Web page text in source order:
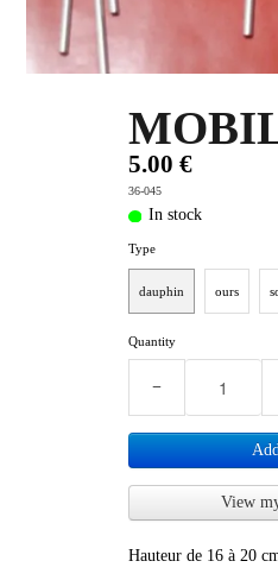
WARNER OBJETS ET
IDEES CADEAUX ET PLUS ▼
5.00 €
36-045
In stock
Type
dauphin ours
Quantity
−
View
Hauteur de 16 à 20